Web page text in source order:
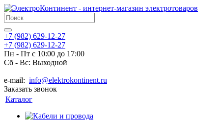
+7 (982) 629-12-27
+7 (982) 629-12-27
Пн - Пт с 10:00 до 17:00
Сб - Вс: Выходной
e-mail: info@elektrokontinent.ru
Заказать звонок
Каталог